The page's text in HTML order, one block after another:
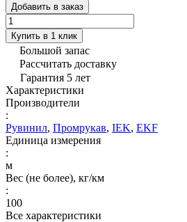
Добавить в заказ
Купить в 1 клик
Большой запас
Рассчитать доставку
Гарантия 5 лет
Характеристики
Производители
:
Рувинил, Промрукав, IEK, EKF
Единица измерения
:
м
Вес (не более), кг/км
:
100
Все характеристики